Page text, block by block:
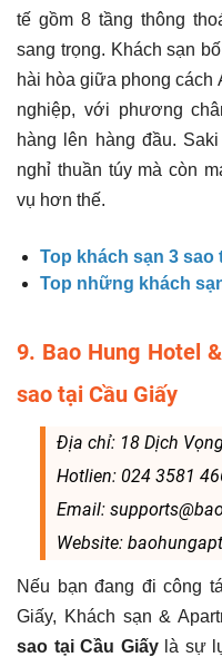
tế gồm 8 tầng thông
sang trọng. Khách sạn
hài hòa giữa phong cách
nghiệp, với phương
hàng lên hàng đầu.
nghỉ thuần túy mà còn
vụ hơn thế.
Top khách sạn 3 sao
Top những khách
9. Bao Hung Hotel
sao tại Cầu Giấy
Địa chỉ: 18 Dịch
Hotlien: 024 3581
Email:
Website:
Nếu bạn đang đi công
Giấy, Khách sạn &
sao tại Cầu Giấylà sự